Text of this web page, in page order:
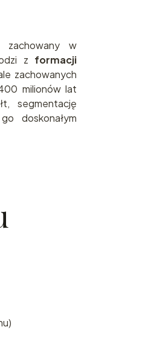
zachowany w
z formacji
zachowanych
milionów lat
segmentację
doskonałym